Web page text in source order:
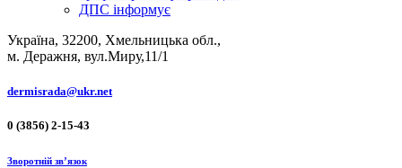
ДПС інформує
Україна, 32200, Хмельницька обл.,
м. Деражня, вул.Миру,11/1
dermisrada@ukr.net
0 (3856) 2-15-43
Зворотній зв’язок